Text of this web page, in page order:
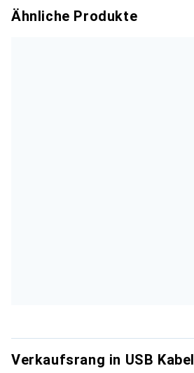
Ähnliche Produkte
Verkaufsrang in USB Kabel